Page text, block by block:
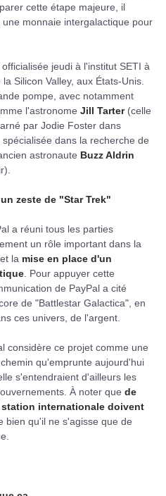
cette étape majeure, il
monnaie intergalactique pour
jeudi à l'institut SETI à
Silicon Valley, aux États-Unis.
pompe, avec notamment
l'astronome Jill Tarter(celle
par Jodie Foster dans
dans la recherche de
astronaute Buzz Aldrin
zeste de "Star Trek"
a réuni tous les parties
un rôle important dans la
la mise en place d'un
. Pour appuyer cette
de PayPal a cité
de "Battlestar Galactica", en
ces univers, de l'argent.
considère ce projet comme une
qu'emprunte aujourd'hui
s'entendraient d'ailleurs les
À noter que de
internationale doivent
bien qu'il ne s'agisse que de